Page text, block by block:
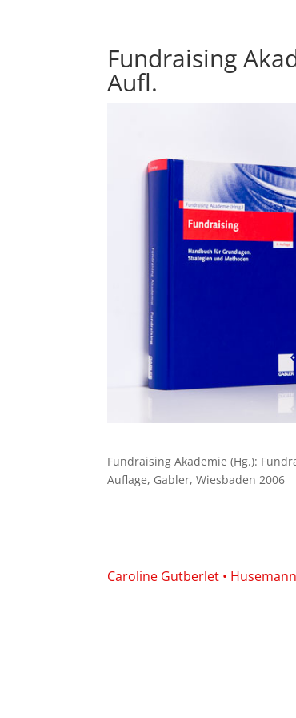
Fundraising
Aufl.
Fundraising Akademie (Hg.):
Auflage, Gabler, Wiesbaden 2006
Caroline Gutberlet •